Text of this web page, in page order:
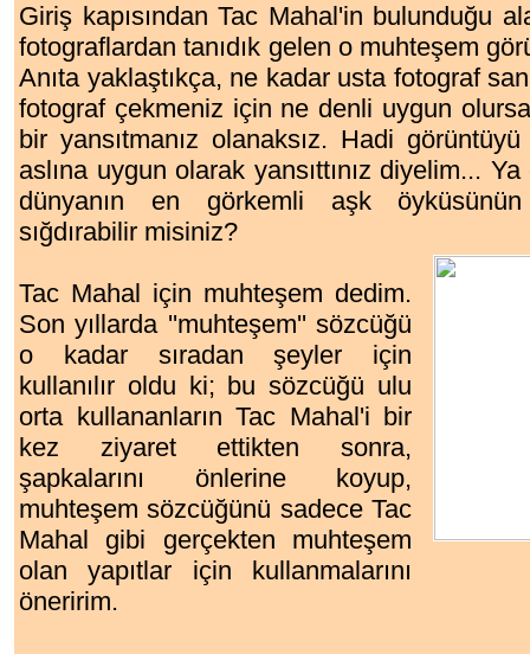
Giriş kapısından Tac Mahal'in bulunduğu
fotograflardan tanıdık gelen o muhteşem
Anıta yaklaştıkça, ne kadar usta fotograf
fotograf çekmeniz için ne denli uygun
bir yansıtmanız olanaksız. Hadi
aslına uygun olarak yansıttınız diyelim...
dünyanın en görkemli aşk öyküsünün
sığdırabilir misiniz?
Tac Mahal için muhteşem dedim.
Son yıllarda ''muhteşem'' sözcüğü
o kadar sıradan şeyler için
kullanılır oldu ki; bu sözcüğü ulu
orta kullananların Tac Mahal'i bir
kez ziyaret ettikten sonra,
şapkalarını önlerine koyup,
muhteşem sözcüğünü sadece Tac
Mahal gibi gerçekten muhteşem
olan yapıtlar için kullanmalarını
öneririm.